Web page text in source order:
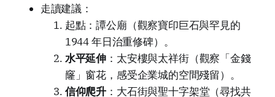
走讀建議：
起點：譚公廟（觀察寶印巨石與罕見的
1944 年日治重修碑）。
水平延伸 ：太安樓與太祥街（觀察「金錢
窿」窗花，感受企業城的空間殘留）。
信仰爬升 ：大石街與聖十字架堂（尋找共